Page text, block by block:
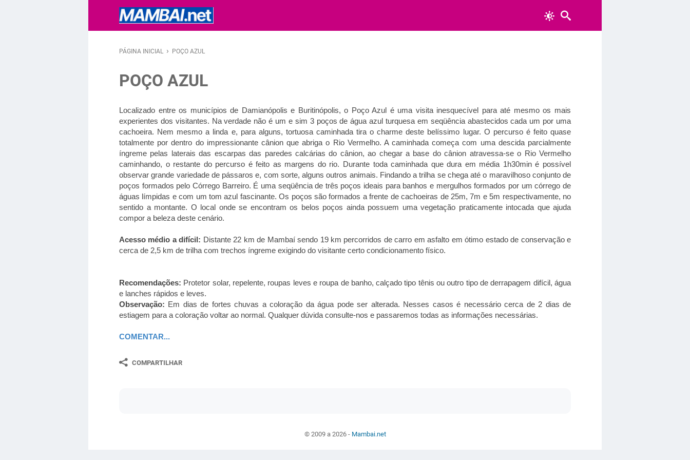
PÁGINA INICIAL › POÇO AZUL
POÇO AZUL
Localizado entre os municípios de Damianópolis e Buritinópolis, o Poço Azul é uma visita inesquecível para até mesmo os mais
experientes dos visitantes. Na verdade não é um e sim 3 poços de água azul turquesa em seqüência abastecidos cada um por uma
cachoeira. Nem mesmo a linda e, para alguns, tortuosa caminhada tira o charme deste belíssimo lugar. O percurso é feito quase
totalmente por dentro do impressionante cânion que abriga o Rio Vermelho. A caminhada começa com uma descida parcialmente
íngreme pelas laterais das escarpas das paredes calcárias do cânion, ao chegar a base do cânion atravessa-se o Rio Vermelho
caminhando, o restante do percurso é feito as margens do rio. Durante toda caminhada que dura em média 1h30min é possível
observar grande variedade de pássaros e, com sorte, alguns outros animais. Findando a trilha se chega até o maravilhoso conjunto de
poços formados pelo Córrego Barreiro. É uma seqüência de três poços ideais para banhos e mergulhos formados por um córrego de
águas límpidas e com um tom azul fascinante. Os poços são formados a frente de cachoeiras de 25m, 7m e 5m respectivamente, no
sentido a montante. O local onde se encontram os belos poços ainda possuem uma vegetação praticamente intocada que ajuda
compor a beleza deste cenário.
Acesso médio a difícil: Distante 22 km de Mambaí sendo 19 km percorridos de carro em asfalto em ótimo estado de conservação e
cerca de 2,5 km de trilha com trechos íngreme exigindo do visitante certo condicionamento físico.
Recomendações: Protetor solar, repelente, roupas leves e roupa de banho, calçado tipo tênis ou outro tipo de derrapagem difícil, água
e lanches rápidos e leves.
Observação: Em dias de fortes chuvas a coloração da água pode ser alterada. Nesses casos é necessário cerca de 2 dias de
estiagem para a coloração voltar ao normal. Qualquer dúvida consulte-nos e passaremos todas as informações necessárias.
COMENTAR...
COMPARTILHAR
© 2009 a 2026 - Mambai.net